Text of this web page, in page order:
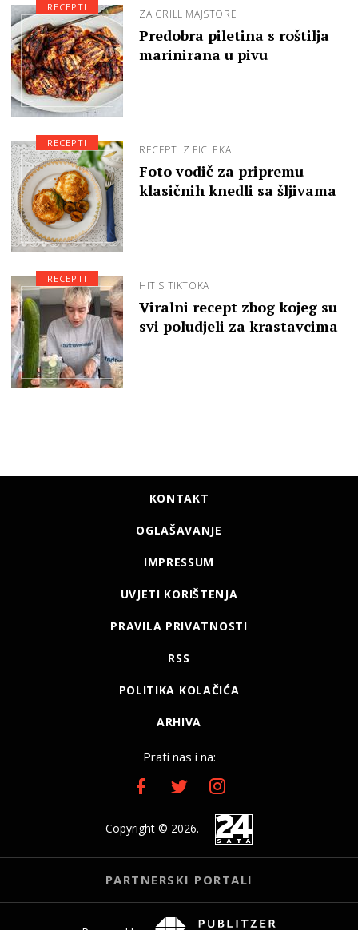
ZA GRILL MAJSTORE
Predobra piletina s roštilja
marinirana u pivu
RECEPTI
RECEPT IZ FICLEKA
Foto vodič za pripremu
klasičnih knedli sa šljivama
RECEPTI
HIT S TIKTOKA
Viralni recept zbog kojeg su
svi poludjeli za krastavcima
RECEPTI
KONTAKT
OGLAŠAVANJE
IMPRESSUM
UVJETI KORIŠTENJA
PRAVILA PRIVATNOSTI
RSS
POLITIKA KOLAČIĆA
ARHIVA
Prati nas i na:
Copyright © 2026.
PARTNERSKI PORTALI